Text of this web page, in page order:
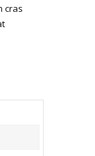
cras